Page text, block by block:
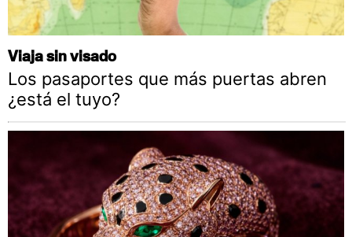
Viaja sin visado
Los pasaportes que más puertas abren
¿está el tuyo?